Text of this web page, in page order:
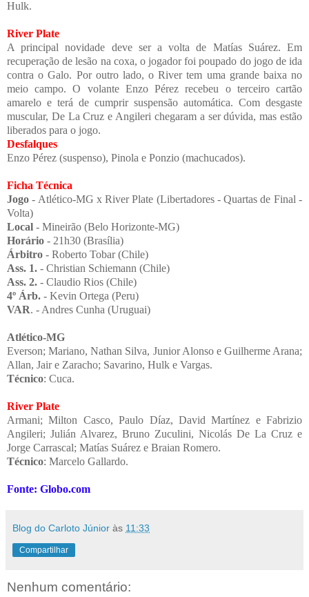
Hulk.
River Plate
A principal novidade deve ser a volta de Matías Suárez. Em
recuperação de lesão na coxa, o jogador foi poupado do jogo de ida
contra o Galo. Por outro lado, o River tem uma grande baixa no
meio campo. O volante Enzo Pérez recebeu o terceiro cartão
amarelo e terá de cumprir suspensão automática. Com desgaste
muscular, De La Cruz e Angileri chegaram a ser dúvida, mas estão
liberados para o jogo.
Desfalques
Enzo Pérez (suspenso), Pinola e Ponzio (machucados).
Ficha Técnica
Jogo- Atlético-MG x River Plate (Libertadores - Quartas de Final -
Volta)
Local - Mineirão (Belo Horizonte-MG)
Horário - 21h30 (Brasília)
Árbitro - Roberto Tobar (Chile)
Ass. 1. - Christian Schiemann (Chile)
Ass. 2. - Claudio Rios (Chile)
4º Árb. - Kevin Ortega (Peru)
VAR. - Andres Cunha (Uruguai)
Atlético-MG
Everson; Mariano, Nathan Silva, Junior Alonso e Guilherme Arana;
Allan, Jair e Zaracho; Savarino, Hulk e Vargas.
Técnico: Cuca.
River Plate
Armani; Milton Casco, Paulo Díaz, David Martínez e Fabrizio
Angileri; Julián Alvarez, Bruno Zuculini, Nicolás De La Cruz e
Jorge Carrascal; Matías Suárez e Braian Romero.
Técnico: Marcelo Gallardo.
Fonte: Globo.com
Blog do Carloto Júnior às 11:33
Compartilhar
Nenhum comentário: